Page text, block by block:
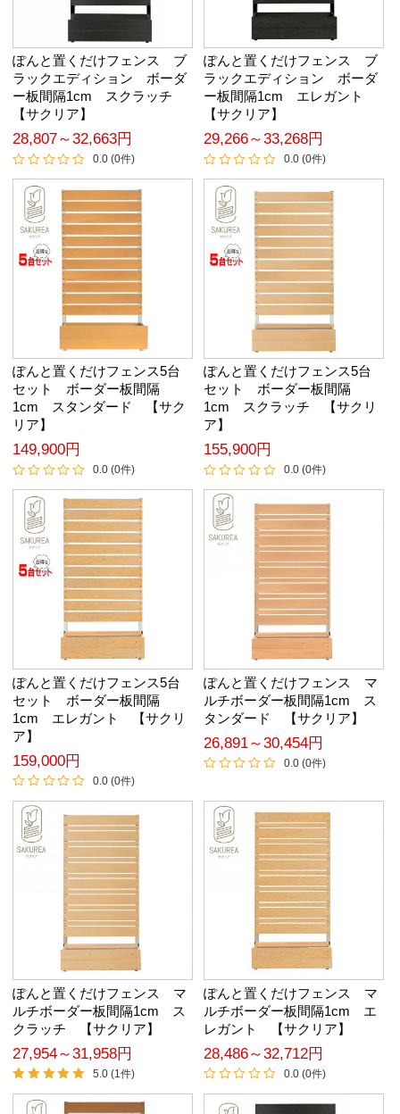
ぽんと置くだけフェンス ブ
ラックエディション ボーダ
ー板間隔1cm スクラッチ
【サクリア】
28,807～32,663円
0.0 (0件)
ぽんと置くだけフェンス ブ
ラックエディション ボーダ
ー板間隔1cm エレガント
【サクリア】
29,266～33,268円
0.0 (0件)
ぽんと置くだけフェンス5台
セット ボーダー板間隔
1cm スタンダード 【サク
リア】
149,900円
0.0 (0件)
ぽんと置くだけフェンス5台
セット ボーダー板間隔
1cm スクラッチ 【サクリ
ア】
155,900円
0.0 (0件)
ぽんと置くだけフェンス5台
セット ボーダー板間隔
1cm エレガント 【サクリ
ア】
159,000円
0.0 (0件)
ぽんと置くだけフェンス マ
ルチボーダー板間隔1cm ス
タンダード 【サクリア】
26,891～30,454円
0.0 (0件)
ぽんと置くだけフェンス マ
ルチボーダー板間隔1cm ス
クラッチ 【サクリア】
27,954～31,958円
5.0 (1件)
ぽんと置くだけフェンス マ
ルチボーダー板間隔1cm エ
レガント 【サクリア】
28,486～32,712円
0.0 (0件)